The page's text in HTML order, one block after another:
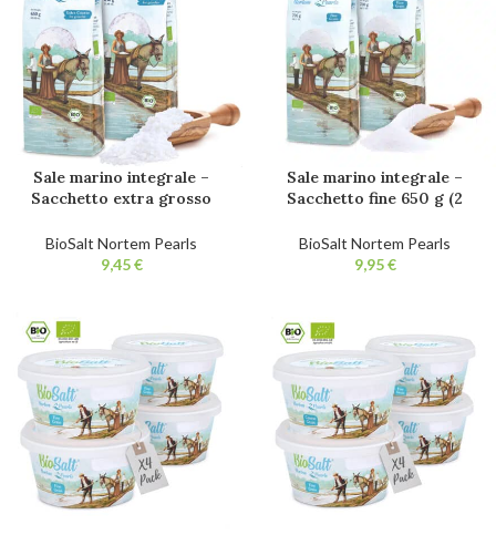
Sale marino integrale –
Sacchetto extra grosso
biologico 100% naturale.
Non raffinato. Senza
BioSalt Nortem Pearls
€
Sale marino integrale –
Sacchetto fine 650 g (2
biologico 100% naturale.
Non raffinato. Senza
BioSalt Nortem Pearls
€